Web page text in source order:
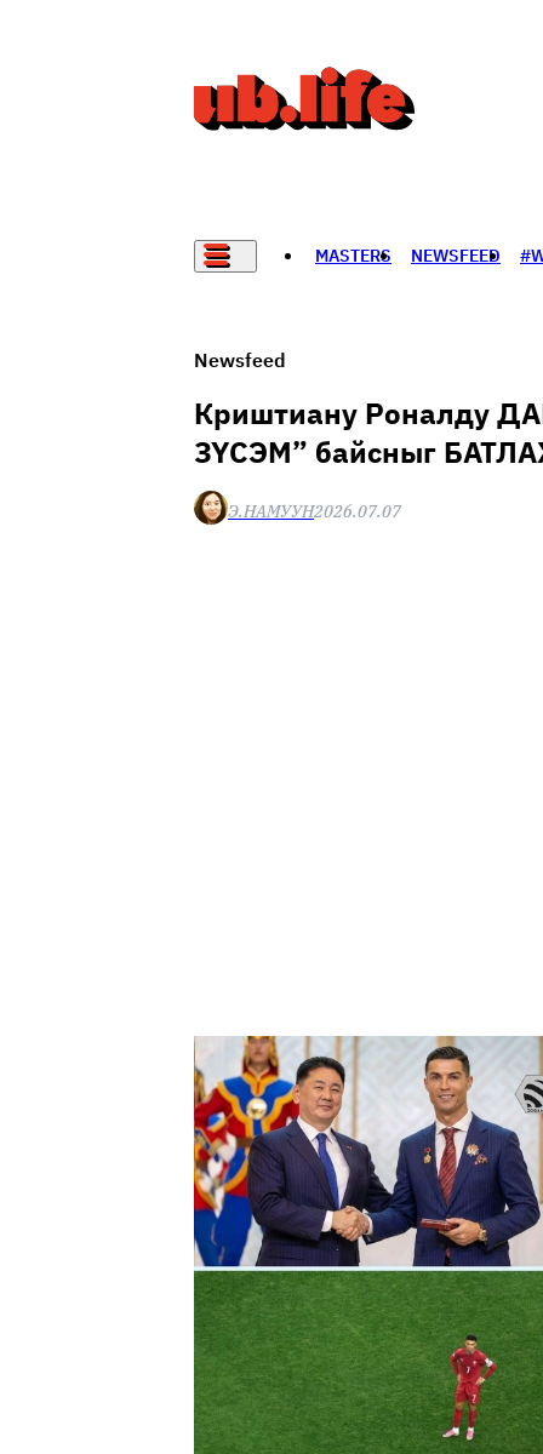
MASTERS NEWSFEED
Newsfeed
Криштиану Роналду
ЗҮСЭМ” байсныг
Э.НАМУУН2026.07.07